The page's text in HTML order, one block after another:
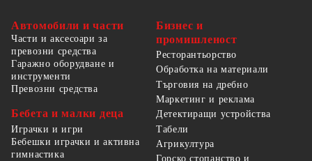
Автомобили и части
Части и аксесоари за
превозни средства
Гаражно оборудване и
инструменти
Превозни средства
Бебета и малки деца
Играчки и игри
Бебешки играчки и активна
гимнастика
Бизнес и
промишленост
Ресторантьорство
Обработка на материали
Търговия на дребно
Маркетинг и реклама
Детектиращи устройства
Табели
Агрикултура
Горско стопанство и